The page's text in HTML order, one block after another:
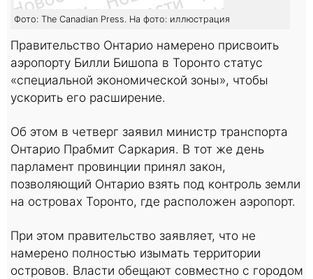
Фото: The Canadian Press. На фото: иллюстрация
Правительство Онтарио намерено присвоить
аэропорту Билли Бишопа в Торонто статус
«специальной экономической зоны», чтобы
ускорить его расширение.
Об этом в четверг заявил министр транспорта
Онтарио Прабмит Саркария. В тот же день
парламент провинции принял закон,
позволяющий Онтарио взять под контроль земли
на островах Торонто, где расположен аэропорт.
При этом правительство заявляет, что не
намерено полностью изымать территории
островов. Власти обещают совместно с городом